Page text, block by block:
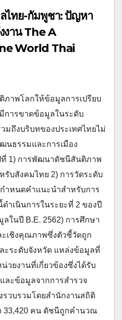
ไทย-กัมพูชา: ปัญหา
งาน The A
World Thai
ภาพโลกให้ข้อมูลการเปรียบ
การขาดข้อมูลในระดับ
มถึงบริบทของประเทศไทยไม่
นธรรมและการเมือง
ที่ 1) การพัฒนาดัชนีสันติภาพ
บสังคมไทย 2) การวัดระดับ
ำหนดคำแนะนำสำหรับการ
ำเนินการในระยะที่ 2 ของปี
ลในปี B.E. 2562) การศึกษา
ะเชิงคุณภาพซึ่งตัวชี้วัดถูก
ะระดับจังหวัด แหล่งข้อมูลที่
วยงานที่เกี่ยวข้องซึ่งได้รับ
ละข้อมูลจากการสำรวจ
รวบรวมโดยสำนักงานสถิติ
33,420 คน ดัชนีถูกคำนวณ